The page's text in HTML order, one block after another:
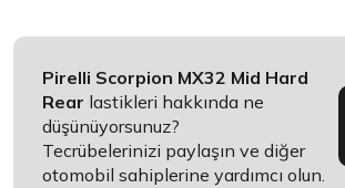
Pirelli Scorpion MX32 Mid Hard
Rear lastikleri hakkında ne
düşünüyorsunuz?
Tecrübelerinizi paylaşın ve diğer
otomobil sahiplerine yardımcı olun.